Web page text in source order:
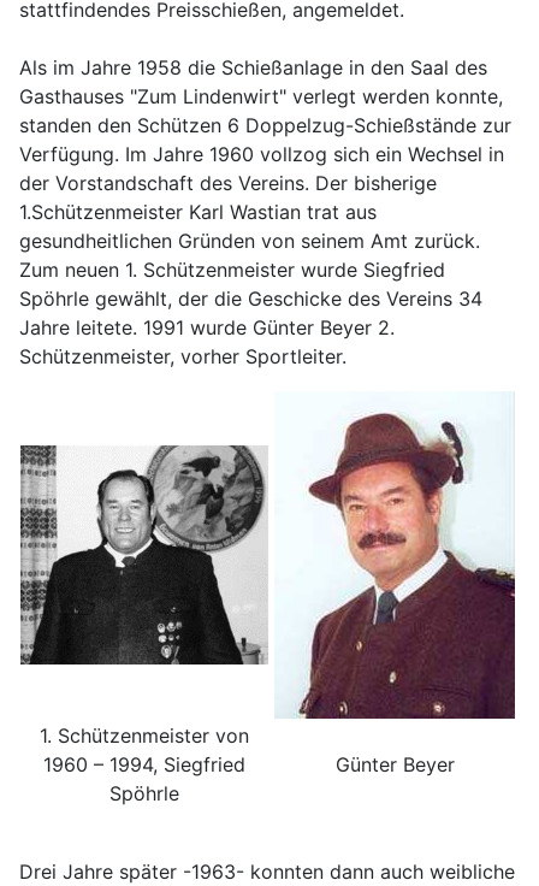
stattfindendes Preisschießen, angemeldet.
Als im Jahre 1958 die Schießanlage in den Saal des
Gasthauses "Zum Lindenwirt" verlegt werden konnte,
standen den Schützen 6 Doppelzug-Schießstände zur
Verfügung. Im Jahre 1960 vollzog sich ein Wechsel in
der Vorstandschaft des Vereins. Der bisherige
1.Schützenmeister Karl Wastian trat aus
gesundheitlichen Gründen von seinem Amt zurück.
Zum neuen 1. Schützenmeister wurde Siegfried
Spöhrle gewählt, der die Geschicke des Vereins 34
Jahre leitete. 1991 wurde Günter Beyer 2.
Schützenmeister, vorher Sportleiter.
1. Schützenmeister von
1960 – 1994, Siegfried
Spöhrle
Günter Beyer
Drei Jahre später -1963- konnten dann auch weibliche